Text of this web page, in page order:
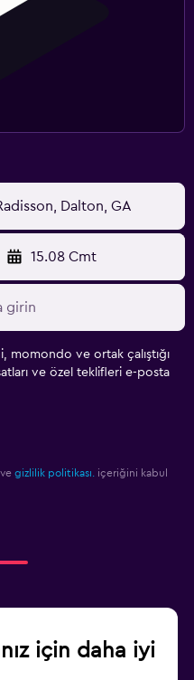
Dalton, GA
15.08 Cmt
momondo ve ortak çalıştığı
ve özel teklifleri e-posta
ve gizlilik politikası.
içeriğini kabul
için daha iyi